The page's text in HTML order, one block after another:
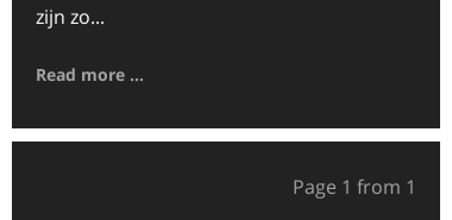
zijn zo...
Read more ...
Page 1 from 1